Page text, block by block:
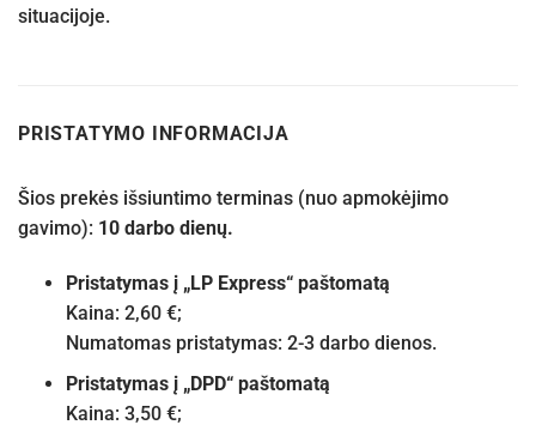
situacijoje.
PRISTATYMO INFORMACIJA
Šios prekės išsiuntimo terminas (nuo apmokėjimo
gavimo): 10 darbo dienų.
Pristatymas į „LP Express“ paštomatą
Kaina: 2,60 €;
Numatomas pristatymas: 2-3 darbo dienos.
Pristatymas į „DPD“ paštomatą
Kaina: 3,50 €;